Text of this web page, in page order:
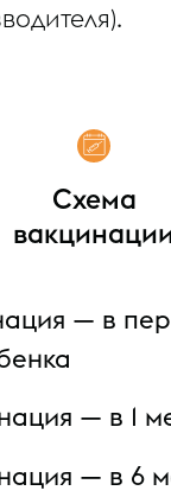
Схема
— в
— в 1
— в 6